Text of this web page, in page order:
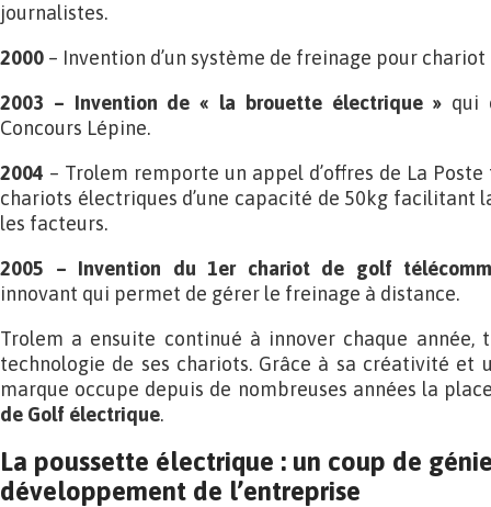
journalistes.
2000 – Invention d’un système de freinage pour
2003 – Invention de « la brouette électrique » qui
Concours Lépine.
2004 – Trolem remporte un appel d’offres de La
chariots électriques d’une capacité de 50kg facilitant
les facteurs.
2005 – Invention du 1er chariot de golf
innovant qui permet de gérer le freinage à distance.
Trolem a ensuite continué à innover chaque année,
technologie de ses chariots. Grâce à sa créativité et
marque occupe depuis de nombreuses années la
de Golf électrique.
La poussette électrique : un coup de
développement de l’entreprise